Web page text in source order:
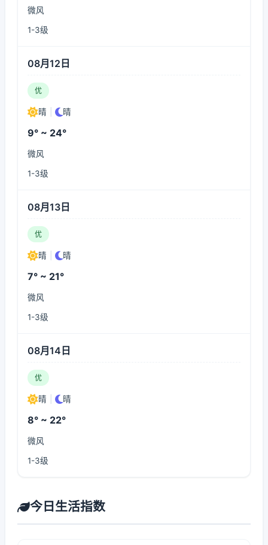
微风
1-3级
08月12日
优
晴 晴
9° ~ 24°
微风
1-3级
08月13日
优
晴 晴
7° ~ 21°
微风
1-3级
08月14日
优
晴 晴
8° ~ 22°
微风
1-3级
今日生活指数